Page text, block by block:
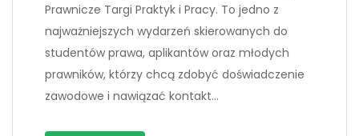
Prawnicze Targi Praktyk i Pracy. To jedno z
najważniejszych wydarzeń skierowanych do
studentów prawa, aplikantów oraz młodych
prawników, którzy chcą zdobyć doświadczenie
zawodowe i nawiązać kontakt…